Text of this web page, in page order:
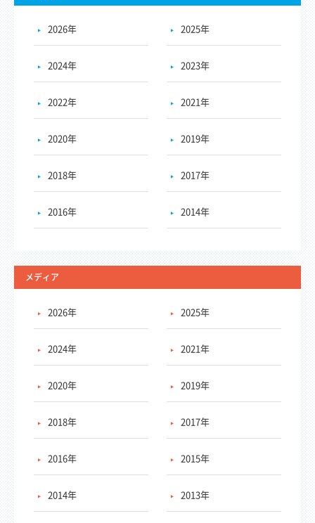
2026年 2025年
2024年 2023年
2022年 2021年
2020年 2019年
2018年 2017年
2016年 2014年
メディア
2026年 2025年
2024年 2021年
2020年 2019年
2018年 2017年
2016年 2015年
2014年 2013年